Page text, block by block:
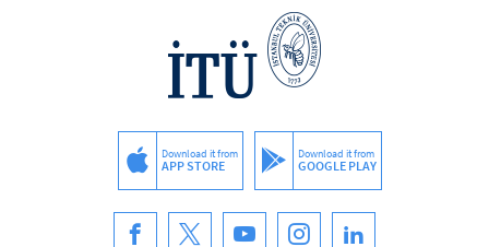
Download it from
APP STORE
Download it from
GOOGLE PLAY